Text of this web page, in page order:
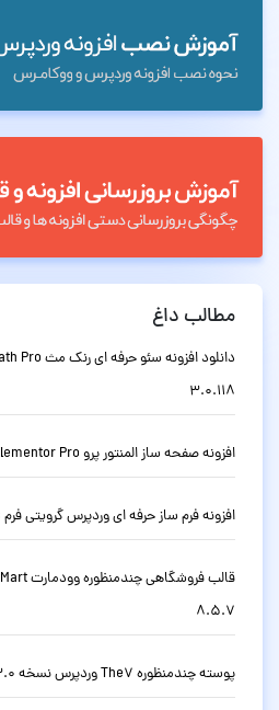
مطالب داغ
3.0.118
افزونه صفحه ساز المنتور پرو Elementor Pro وردپرس نسخه 4.2.1
افزونه فرم ساز حرفه ای وردپرس گرویتی فرم Gravity Forms نسخه 3.0.1
8.5.7
پوسته چندمنظوره The7 وردپرس نسخه 8.3.0